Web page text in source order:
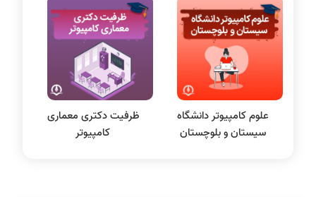
سیستم عامل
نظریه زبانها
سیگنال و سیستمها
علوم کامپیوتر دانشگاه
سیستان و بلوچستان
ظرفیت دکتری معماری
کامپیوتر